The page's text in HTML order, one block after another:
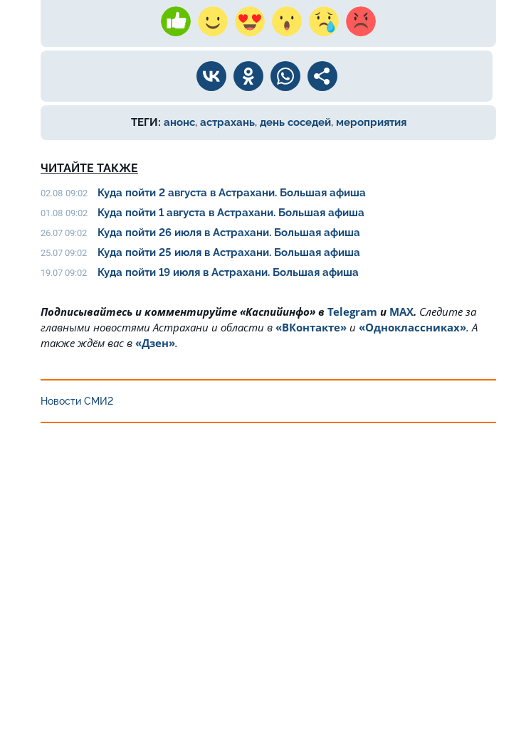
ТЕГИ: анонс, астрахань, день соседей, мероприятия
ЧИТАЙТЕ ТАКЖЕ
02.08 09:02 Куда пойти 2 августа в Астрахани. Большая афиша
01.08 09:02 Куда пойти 1 августа в Астрахани. Большая афиша
26.07 09:02 Куда пойти 26 июля в Астрахани. Большая афиша
25.07 09:02 Куда пойти 25 июля в Астрахани. Большая афиша
19.07 09:02 Куда пойти 19 июля в Астрахани. Большая афиша
Подписывайтесь и комментируйте «Каспийинфо» в Telegram и MAX. Cледите за
главными новостями Астрахани и области в «ВКонтакте» и «Одноклассниках». А
также ждём вас в «Дзен».
Новости СМИ2